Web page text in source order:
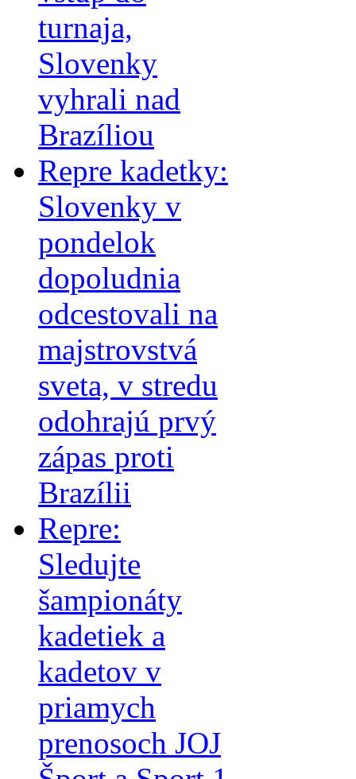
turnaja,
Slovenky
vyhrali nad
Brazíliou
Repre kadetky:
Slovenky v
pondelok
dopoludnia
odcestovali na
majstrovstvá
sveta, v stredu
odohrajú prvý
zápas proti
Brazílii
Repre:
Sledujte
šampionáty
kadetiek a
kadetov v
priamych
prenosoch JOJ